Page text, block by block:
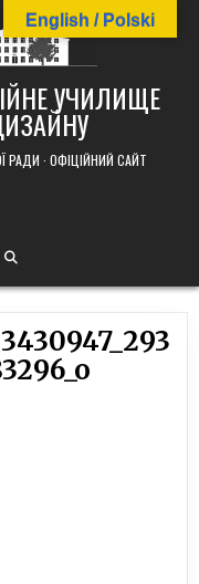
УЧИЛИЩЕ
РАДИ · ОФІЦІЙНИЙ САЙТ
English / Polski